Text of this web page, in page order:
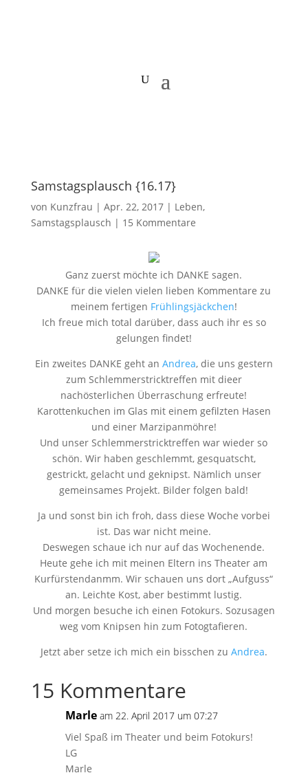
Samstagsplausch {16.17}
von Kunzfrau | Apr. 22, 2017| Leben,
Samstagsplausch | 15 Kommentare
Ganz zuerst möchte ich DANKE sagen.
DANKE für die vielen vielen lieben Kommentare zu
meinem fertigen Frühlingsjäckchen!
Ich freue mich total darüber, dass auch ihr es so
gelungen findet!
Ein zweites DANKE geht an Andrea, die uns gestern
zum Schlemmerstricktreffen mit dieer
nachösterlichen Überraschung erfreute!
Karottenkuchen im Glas mit einem gefilzten Hasen
und einer Marzipanmöhre!
Und unser Schlemmerstricktreffen war wieder so
schön. Wir haben geschlemmt, gesquatscht,
gestrickt, gelacht und geknipst. Nämlich unser
gemeinsames Projekt. Bilder folgen bald!
Ja und sonst bin ich froh, dass diese Woche vorbei
ist. Das war nicht meine.
Deswegen schaue ich nur auf das Wochenende.
Heute gehe ich mit meinen Eltern ins Theater am
Kurfürstendanmm. Wir schauen uns dort „Aufguss“
an. Leichte Kost, aber bestimmt lustig.
Und morgen besuche ich einen Fotokurs. Sozusagen
weg vom Knipsen hin zum Fotogtafieren.
Jetzt aber setze ich mich ein bisschen zu Andrea.
15 Kommentare
Marle am 22. April 2017 um 07:27
Viel Spaß im Theater und beim Fotokurs!
LG
Marle